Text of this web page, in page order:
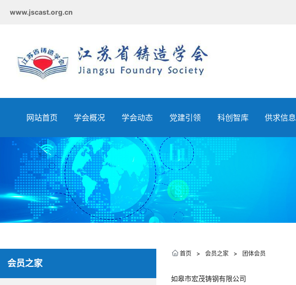
www.jscast.org.cn
网站首页 学会概况 学会动态 党建引领 科创智库 供求信息
会员之家
首页 > 会员之家 > 团体会员
如皋市宏茂铸钢有限公司